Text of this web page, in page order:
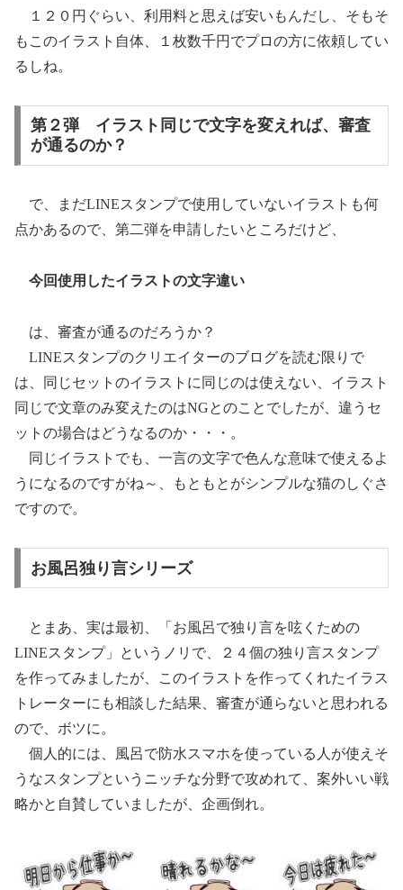
１２０円ぐらい、利用料と思えば安いもんだし、そもそ
もこのイラスト自体、１枚数千円でプロの方に依頼してい
るしね。
第２弾 イラスト同じで文字を変えれば、審査
が通るのか？
で、まだLINEスタンプで使用していないイラストも何
点かあるので、第二弾を申請したいところだけど、
今回使用したイラストの文字違い
は、審査が通るのだろうか？
LINEスタンプのクリエイターのブログを読む限りで
は、同じセットのイラストに同じのは使えない、イラスト
同じで文章のみ変えたのはNGとのことでしたが、違うセ
ットの場合はどうなるのか・・・。
同じイラストでも、一言の文字で色んな意味で使えるよ
うになるのですがね～、もともとがシンプルな猫のしぐさ
ですので。
お風呂独り言シリーズ
とまあ、実は最初、「お風呂で独り言を呟くための
LINEスタンプ」というノリで、２４個の独り言スタンプ
を作ってみましたが、このイラストを作ってくれたイラス
トレーターにも相談した結果、審査が通らないと思われる
ので、ボツに。
個人的には、風呂で防水スマホを使っている人が使えそ
うなスタンプというニッチな分野で攻めれて、案外いい戦
略かと自賛していましたが、企画倒れ。